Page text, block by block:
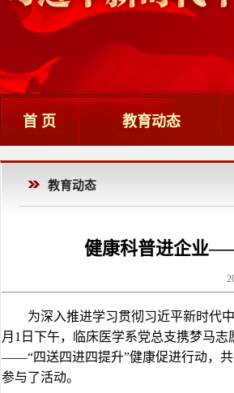
首 页 教育动态
教育动态
健康科普进企业
为深入推进学习贯彻习近平新时代
月1日下午，临床医学系党总支携梦马
——“四送四进四提升”健康促进行动，
参与了活动。